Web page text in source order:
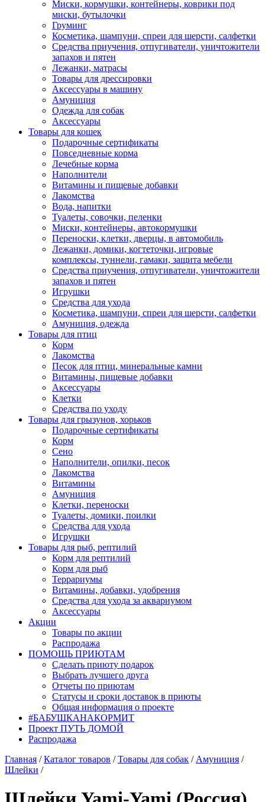
Миски, кормушки, контейнеры, коврики под
миски, бутылочки
Груминг
Косметика, шампуни, спреи для шерсти, салфетки
Средства приучения, отпугиватели, уничтожители
запахов и пятен
Лежанки, матрасы
Товары для дрессировки
Аксессуары в машину
Амуниция
Одежда для собак
Аксессуары
Товары для кошек
Подарочные сертификаты
Повседневные корма
Лечебные корма
Наполнители
Витамины и пищевые добавки
Лакомства
Вода, напитки
Туалеты, совочки, пеленки
Миски, контейнеры, автокормушки
Переноски, клетки, дверцы, в автомобиль
Лежанки, домики, когтеточки, игровые
комплексы, туннели, гамаки, защита мебели
Средства приучения, отпугиватели, уничтожители
запахов и пятен
Игрушки
Средства для ухода
Косметика, шампуни, спреи для шерсти, салфетки
Амуниция, одежда
Товары для птиц
Корм
Лакомства
Песок для птиц, минеральные камни
Витамины, пищевые добавки
Аксессуары
Клетки
Средства по уходу
Товары для грызунов, хорьков
Подарочные сертификаты
Корм
Сено
Наполнители, опилки, песок
Лакомства
Витамины
Амуниция
Клетки, переноски
Туалеты, домики, поилки
Средства для ухода
Игрушки
Товары для рыб, рептилий
Корм для рептилий
Корм для рыб
Террариумы
Витамины, добавки, удобрения
Средства для ухода за аквариумом
Аксессуары
Акции
Товары по акции
Распродажа
ПОМОЩЬ ПРИЮТАМ
Сделать приюту подарок
Выбрать лучшего друга
Отчеты по приютам
Статусы и сроки доставок в приюты
Общая информация о проекте
#БАБУШКАНАКОРМИТ
Проект ПУТЬ ДОМОЙ
Распродажа
Главная / Каталог товаров / Товары для собак / Амуниция /
Шлейки /